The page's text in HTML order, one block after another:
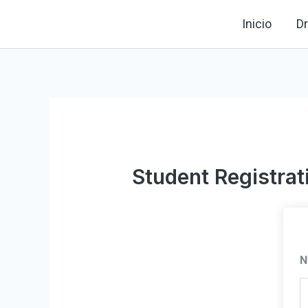
Inicio
Student